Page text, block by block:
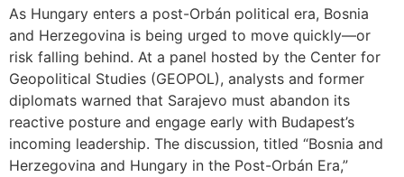
As Hungary enters a post-Orbán political era, Bosnia
and Herzegovina is being urged to move quickly—or
risk falling behind. At a panel hosted by the Center for
Geopolitical Studies (GEOPOL), analysts and former
diplomats warned that Sarajevo must abandon its
reactive posture and engage early with Budapest’s
incoming leadership. The discussion, titled “Bosnia and
Herzegovina and Hungary in the Post-Orbán Era,”